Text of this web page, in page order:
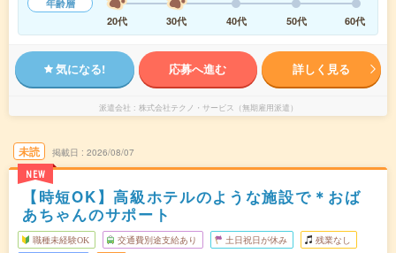
年齢層
20代
30代 40代 50代 60代
気になる! 応募へ進む 詳しく見る
派遣会社 株式会社テクノ・サービス（無期雇用派遣）
未読
NEW
掲載日 2026/08/07
【時短OK】高級ホテルのような施設で＊おば
あちゃんのサポート
職種未経験OK 交通費別途支給あり 土日祝日が休み 残業なし